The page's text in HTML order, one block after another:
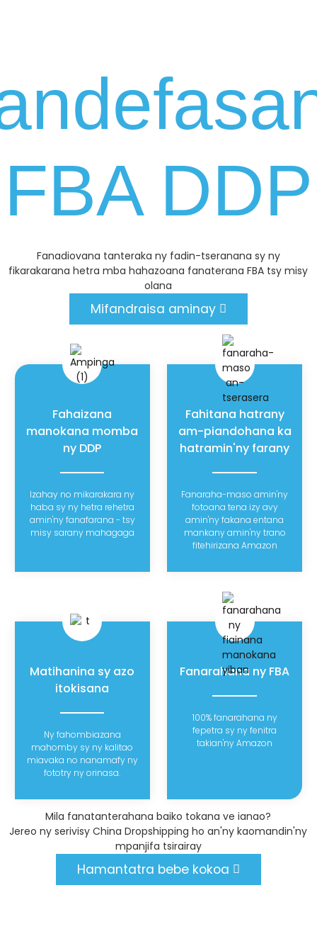
FBA DDP
Fanadiovana tanteraka ny fadin-tseranana sy ny
fikarakarana hetra mba hahazoana fanaterana FBA tsy misy
olana
Mifandraisa aminay
Fahaizana
manokana momba
ny DDP
Izahay no mikarakara ny
haba sy ny hetra rehetra
amin'ny fanafarana - tsy
misy sarany mahagaga
Fahitana hatrany
am-piandohana ka
hatramin'ny farany
Fanaraha-maso amin'ny
fotoana tena izy avy
amin'ny fakana entana
mankany amin'ny trano
fitehirizana Amazon
Matihanina sy azo
itokisana
Ny fahombiazana
mahomby sy ny kalitao
miavaka no nanamafy ny
fototry ny orinasa.
Fanarahana ny FBA
100% fanarahana ny
fepetra sy ny fenitra
takian'ny Amazon
Mila fanatanterahana baiko tokana ve ianao?
Jereo ny serivisy China Dropshipping ho an'ny kaomandin'ny
mpanjifa tsirairay
Hamantatra bebe kokoa